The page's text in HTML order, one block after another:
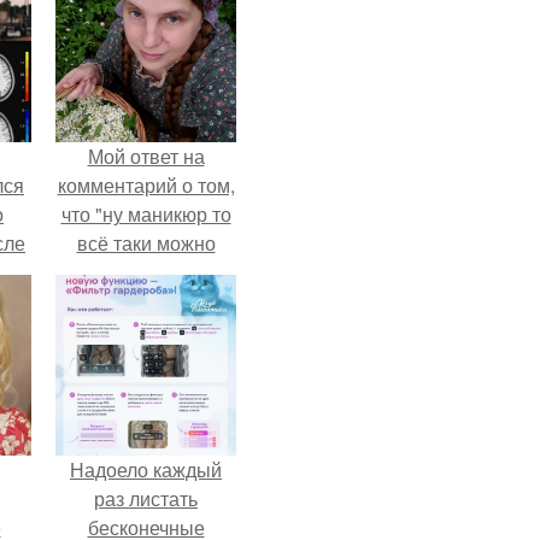
Мой ответ на
комментарий о том,
что "ну маникюр то
всё таки можно
было бы сделать.
Надоело каждый
раз листать
бесконечные